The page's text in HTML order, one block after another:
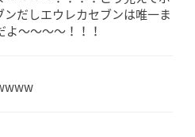
だしエウレカセブンは唯一ま
〜〜〜〜！！！